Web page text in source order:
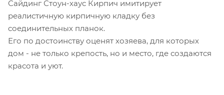
Сайдинг Стоун-хаус Кирпич имитирует
реалистичную кирпичную кладку без
соединительных планок.
Его по достоинству оценят хозяева, для которых
дом - не только крепость, но и место, где создаются
красота и уют.